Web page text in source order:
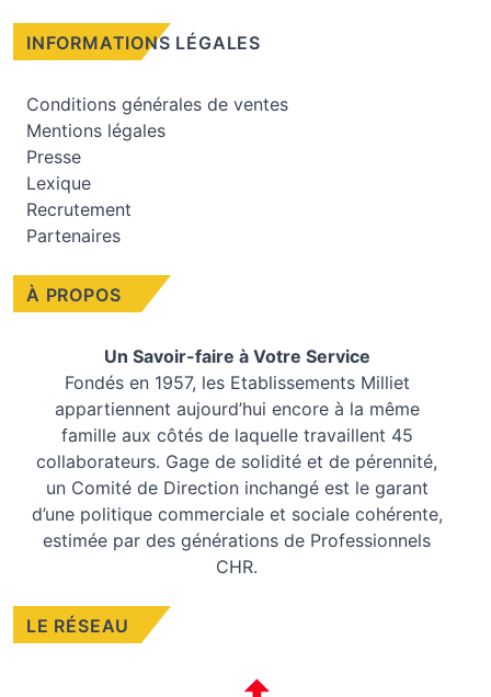
À PROPOS
Un Savoir-faire à Votre Service
Fondés en 1957, les Etablissements Milliet
appartiennent aujourd’hui encore à la même
famille aux côtés de laquelle travaillent 45
collaborateurs. Gage de solidité et de pérennité,
un Comité de Direction inchangé est le garant
d’une politique commerciale et sociale cohérente,
estimée par des générations de Professionnels
CHR.
LE RÉSEAU
INFORMATIONS LÉGALES
Conditions générales de ventes
Mentions légales
Presse
Lexique
Recrutement
Partenaires